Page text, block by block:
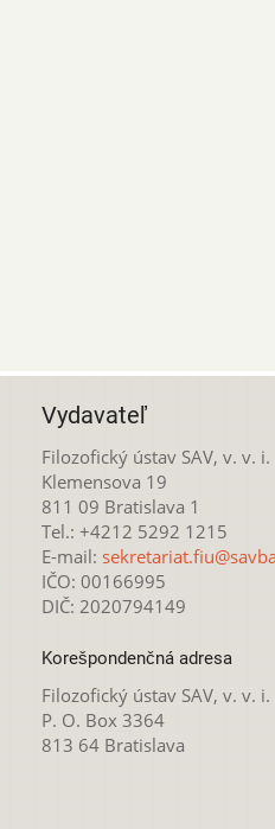
Vydavateľ
Filozofický ústav SAV, v. v. i.
Klemensova 19
811 09 Bratislava 1
Tel.: +4212 5292 1215
E-mail:
IČO: 00166995
DIČ: 2020794149
Korešpondenčná adresa
Filozofický ústav SAV, v. v. i.
P. O. Box 3364
813 64 Bratislava